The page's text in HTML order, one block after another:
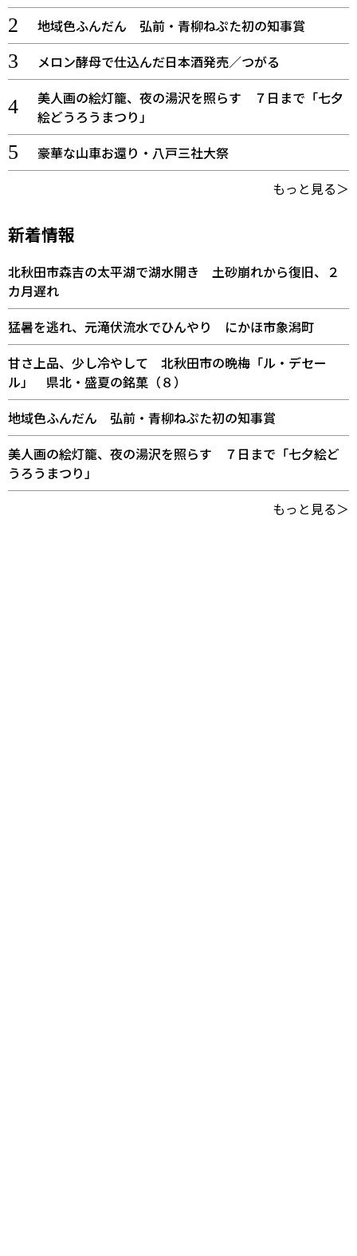
地域色ふんだん 弘前・青柳ねぷた初の知事賞
メロン酵母で仕込んだ日本酒発売／つがる
美人画の絵灯籠、夜の湯沢を照らす ７日まで「七夕
絵どうろうまつり」
豪華な山車お還り・八戸三社大祭
もっと見る＞
新着情報
北秋田市森吉の太平湖で湖水開き 土砂崩れから復旧、２
カ月遅れ
猛暑を逃れ、元滝伏流水でひんやり にかほ市象潟町
甘さ上品、少し冷やして 北秋田市の晩梅「ル・デセー
ル」 県北・盛夏の銘菓（８）
地域色ふんだん 弘前・青柳ねぷた初の知事賞
美人画の絵灯籠、夜の湯沢を照らす ７日まで「七夕絵ど
うろうまつり」
もっと見る＞